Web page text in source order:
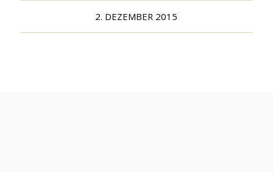
2. DEZEMBER 2015